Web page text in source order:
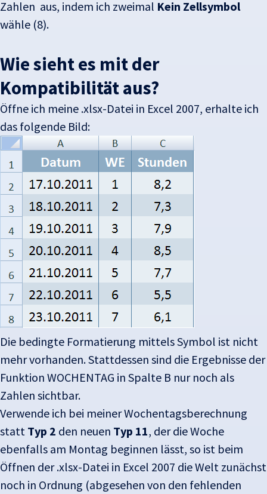
Zahlen aus, indem ich zweimal Kein Zellsymbol
wähle (8).
Wie sieht es mit der
Kompatibilität aus?
Öffne ich meine .xlsx-Datei in Excel 2007, erhalte ich
das folgende Bild:
Die bedingte Formatierung mittels Symbol ist nicht
mehr vorhanden. Stattdessen sind die Ergebnisse der
Funktion WOCHENTAG in Spalte B nur noch als
Zahlen sichtbar.
Verwende ich bei meiner Wochentagsberechnung
statt Typ 2 den neuen Typ 11, der die Woche
ebenfalls am Montag beginnen lässt, so ist beim
Öffnen der .xlsx-Datei in Excel 2007 die Welt zunächst
noch in Ordnung (abgesehen von den fehlenden